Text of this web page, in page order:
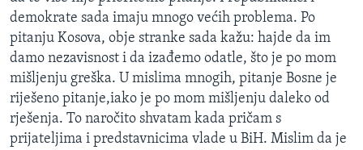
demokrate sada imaju mnogo većih problema. Po
pitanju Kosova, obje stranke sada kažu: hajde da im
damo nezavisnost i da izađemo odatle, što je po mom
mišljenju greška. U mislima mnogih, pitanje Bosne je
riješeno pitanje,iako je po mom mišljenju daleko od
rješenja. To naročito shvatam kada pričam s
prijateljima i predstavnicima vlade u BiH. Mislim da je